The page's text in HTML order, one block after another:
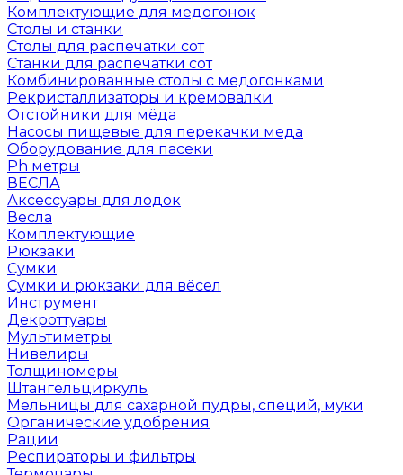
Комплектующие для медогонок
Столы и станки
Столы для распечатки сот
Станки для распечатки сот
Комбинированные столы с медогонками
Рекристаллизаторы и кремовалки
Отстойники для мёда
Насосы пищевые для перекачки меда
Оборудование для пасеки
Ph метры
ВЁСЛА
Аксессуары для лодок
Весла
Комплектующие
Рюкзаки
Сумки
Сумки и рюкзаки для вёсел
Инструмент
Декроттуары
Мультиметры
Нивелиры
Толщиномеры
Штангельциркуль
Мельницы для сахарной пудры, специй, муки
Органические удобрения
Рации
Респираторы и фильтры